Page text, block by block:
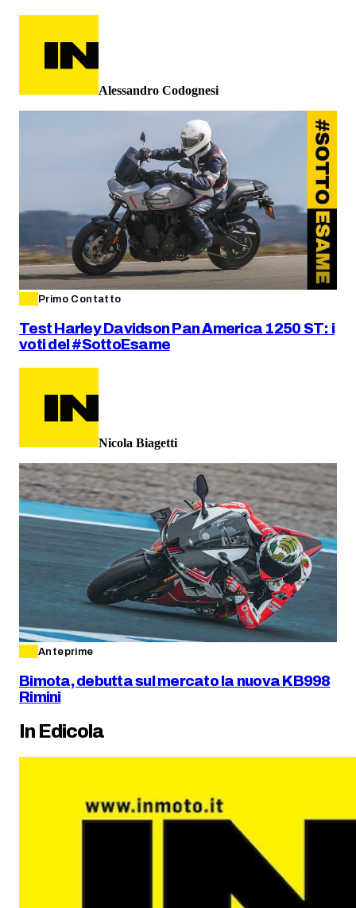
Alessandro Codognesi
Primo Contatto
Test Harley Davidson Pan America 1250 ST: i
voti del #SottoEsame
Nicola Biagetti
Anteprime
Bimota, debutta sul mercato la nuova KB998
Rimini
In Edicola